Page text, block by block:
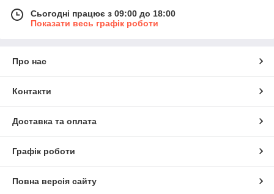
Сьогодні працює з 09:00 до 18:00
Показати весь графік роботи
Про нас
Контакти
Доставка та оплата
Графік роботи
Повна версія сайту